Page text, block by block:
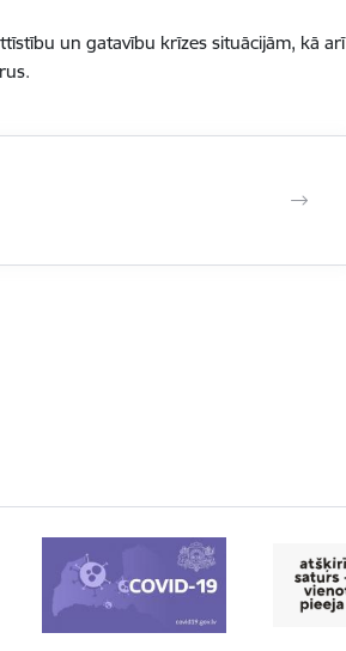
un gatavību krīzes situācijām, kā arī